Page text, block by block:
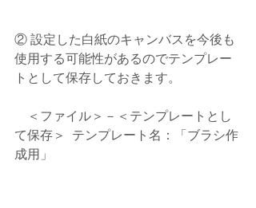
② 設定した白紙のキャンバスを今後も
使用する可能性があるのでテンプレー
トとして保存しておきます。
＜ファイル＞－＜テンプレートとし
て保存＞  テンプレート名：「ブラシ作
成用」